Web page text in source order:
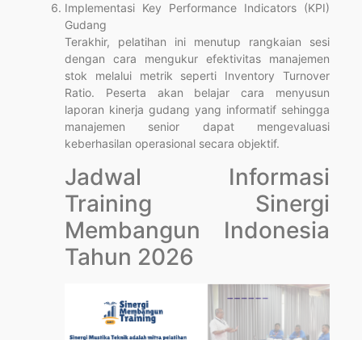
Implementasi Key Performance Indicators (KPI)
Gudang
Terakhir, pelatihan ini menutup rangkaian sesi
dengan cara mengukur efektivitas manajemen
stok melalui metrik seperti Inventory Turnover
Ratio. Peserta akan belajar cara menyusun
laporan kinerja gudang yang informatif sehingga
manajemen senior dapat mengevaluasi
keberhasilan operasional secara objektif.
Jadwal Informasi
Training Sinergi
Membangun Indonesia
Tahun 2026